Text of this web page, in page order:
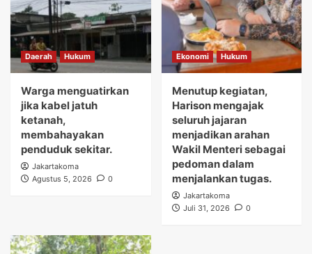
Daerah Hukum
Warga menguatirkan
jika kabel jatuh
ketanah,
membahayakan
penduduk sekitar.
Jakartakoma
Agustus 5, 2026
0
Ekonomi Hukum
Menutup kegiatan,
Harison mengajak
seluruh jajaran
menjadikan arahan
Wakil Menteri sebagai
pedoman dalam
menjalankan tugas.
Jakartakoma
Juli 31, 2026
0